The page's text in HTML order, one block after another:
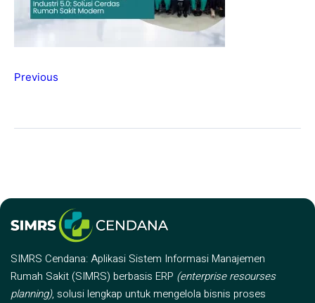
Previous
SIMRS Cendana: Aplikasi Sistem Informasi Manajemen
Rumah Sakit (SIMRS) berbasis ERP (enterprise resourses
planning), solusi lengkap untuk mengelola bisnis proses